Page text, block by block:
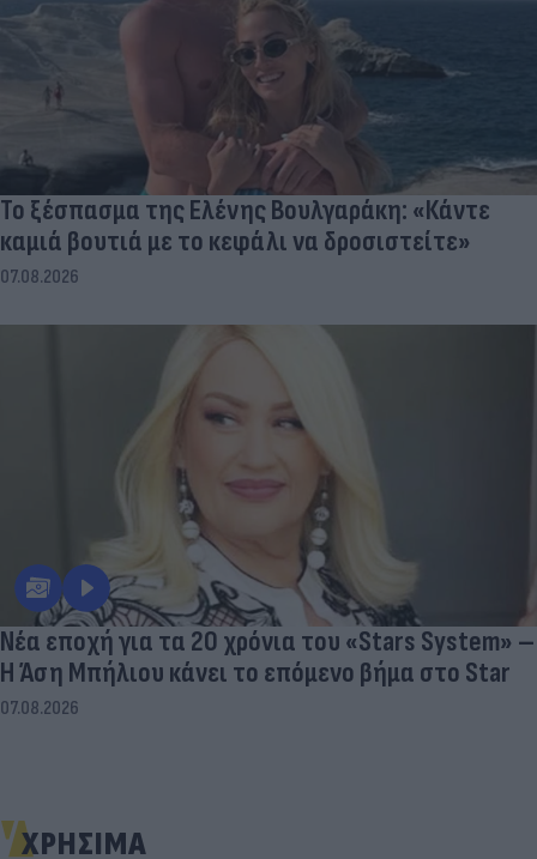
Το ξέσπασμα της Ελένης Βουλγαράκη: «Κάντε
καμιά βουτιά με το κεφάλι να δροσιστείτε»
07.08.2026
Νέα εποχή για τα 20 χρόνια του «Stars System» –
Η Άση Μπήλιου κάνει το επόμενο βήμα στο Star
07.08.2026
ΧΡΗΣΙΜΑ